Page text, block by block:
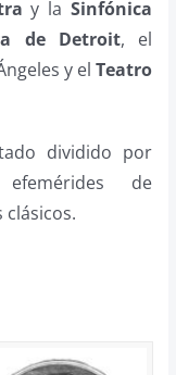
y laSinfónica
de Detroit, el
y elTeatro
dividido por
de